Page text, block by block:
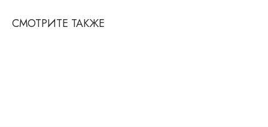
СМОТРИТЕ ТАКЖЕ
info@molinardi.com